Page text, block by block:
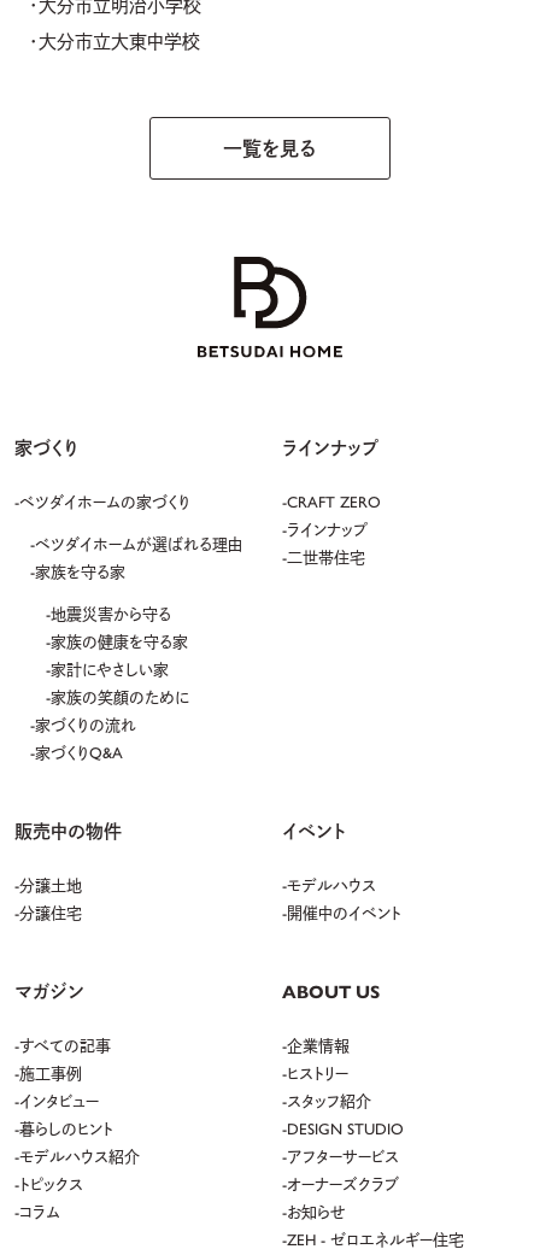
・大分市立大東中学校
一覧を見る
家づくり
ベツダイホームの家づくり
ベツダイホームが選ばれる理由
家族を守る家
地震災害から守る
家族の健康を守る家
家計にやさしい家
家族の笑顔のために
家づくりの流れ
家づくりQ&A
ラインナップ
CRAFT ZERO
ラインナップ
二世帯住宅
販売中の物件
分譲土地
分譲住宅
イベント
モデルハウス
開催中のイベント
マガジン
すべての記事
施工事例
インタビュー
暮らしのヒント
モデルハウス紹介
トピックス
コラム
ABOUT US
企業情報
ヒストリー
スタッフ紹介
DESIGN STUDIO
アフターサービス
オーナーズクラブ
お知らせ
ZEH - ゼロエネルギー住宅